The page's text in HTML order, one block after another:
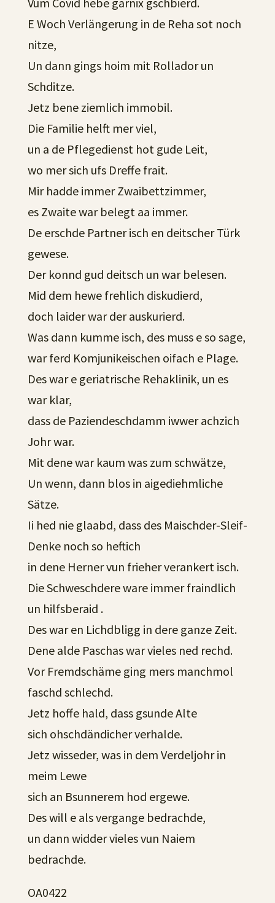
E Woch Verlängerung in de Reha sot noch
nitze,
Un dann gings hoim mit Rollador un
Schditze.
Jetz bene ziemlich immobil.
Die Familie helft mer viel,
un a de Pflegedienst hot gude Leit,
wo mer sich ufs Dreffe frait.
Mir hadde immer Zwaibettzimmer,
es Zwaite war belegt aa immer.
De erschde Partner isch en deitscher Türk
gewese.
Der konnd gud deitsch un war belesen.
Mid dem hewe frehlich diskudierd,
doch laider war der auskurierd.
Was dann kumme isch, des muss e so sage,
war ferd Komjunikeischen oifach e Plage.
Des war e geriatrische Rehaklinik, un es
war klar,
dass de Paziendeschdamm iwwer achzich
Johr war.
Mit dene war kaum was zum schwätze,
Un wenn, dann blos in aigediehmliche
Sätze.
Ii hed nie glaabd, dass des Maischder-Sleif-
Denke noch so heftich
in dene Herner vun frieher verankert isch.
Die Schweschdere ware immer fraindlich
un hilfsberaid .
Des war en Lichdbligg in dere ganze Zeit.
Dene alde Paschas war vieles ned rechd.
Vor Fremdschäme ging mers manchmol
faschd schlechd.
Jetz hoffe hald, dass gsunde Alte
sich ohschdändicher verhalde.
Jetz wisseder, was in dem Verdeljohr in
meim Lewe
sich an Bsunnerem hod ergewe.
Des will e als vergange bedrachde,
un dann widder vieles vun Naiem
bedrachde.
OA0422